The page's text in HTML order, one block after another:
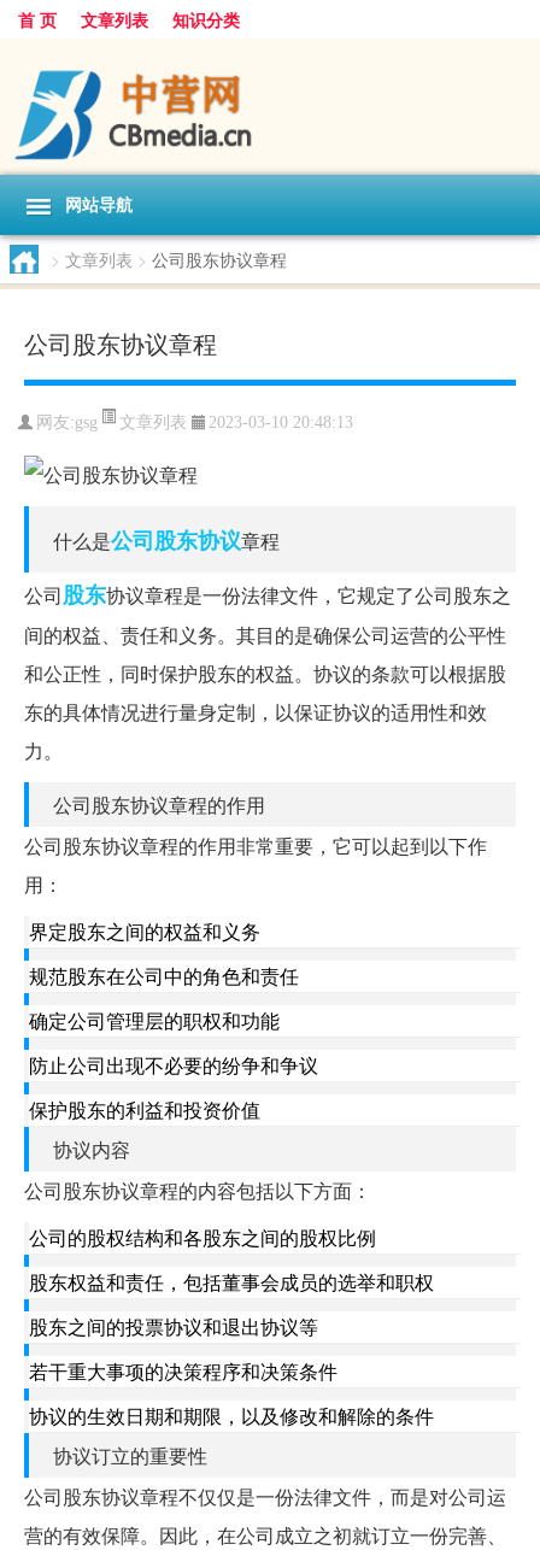
首 页 文章列表 知识分类
网站导航
> 文章列表 > 公司股东协议章程
公司股东协议章程
网友:gsg 文章列表 2023-03-10 20:48:13
什么是公司股东协议章程
公司股东协议章程是一份法律文件，它规定了公司股东之
间的权益、责任和义务。其目的是确保公司运营的公平性
和公正性，同时保护股东的权益。协议的条款可以根据股
东的具体情况进行量身定制，以保证协议的适用性和效
力。
公司股东协议章程的作用
公司股东协议章程的作用非常重要，它可以起到以下作
用：
界定股东之间的权益和义务
规范股东在公司中的角色和责任
确定公司管理层的职权和功能
防止公司出现不必要的纷争和争议
保护股东的利益和投资价值
协议内容
公司股东协议章程的内容包括以下方面：
公司的股权结构和各股东之间的股权比例
股东权益和责任，包括董事会成员的选举和职权
股东之间的投票协议和退出协议等
若干重大事项的决策程序和决策条件
协议的生效日期和期限，以及修改和解除的条件
协议订立的重要性
公司股东协议章程不仅仅是一份法律文件，而是对公司运
营的有效保障。因此，在公司成立之初就订立一份完善、